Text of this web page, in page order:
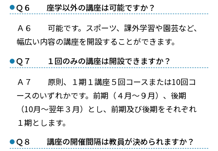
Ｑ６ 座学以外の講座は可能ですか？
Ａ６ 可能です。スポーツ、課外学習や園芸など、
幅広い内容の講座を開設することができます。
Ｑ７ １回のみの講座は開設できますか？
Ａ７ 原則、１期１講座５回コースまたは10回コ
ースのいずれかです。前期（４月～９月）、後期
（10月～翌年３月）とし、前期及び後期をそれぞれ
１期とします。
Ｑ８ 講座の開催間隔は教員が決められますか？